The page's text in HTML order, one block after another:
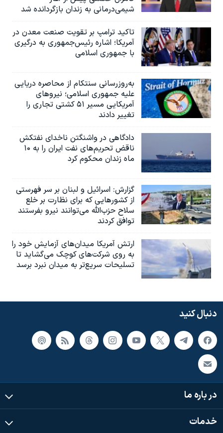
شیمی‌درمانی به زندان بازگردانده شد
تاکید ترامپ بر تقویت صنعت معدن در
آمریکا؛ اشاره رئیس‌جمهوری به درگیری
با جمهوری اسلامی
به‌روزرسانی سنتکام از محاصره دریایی
علیه جمهوری اسلامی؛ نیروهای
آمریکایی مسیر ۵۱ کشتی تجاری را
تغییر دادند
دادگاهی در واشنگتن ناخدای نفتکش
ناقض تحریم‌های نفت ایران را به ۱۰
ماه زندان محکوم کرد
گزارش‌: اسرائيل و لبنان بر سر فهرستی
از کشورهایی که برای نظارت بر خلع
سلاح حزب‌الله می‌توانند نیرو بفرستند
توافق کردند
ارتش آمریکا میدان‌های آزمایش خود را
به روی شرکت‌های کوچک می‌گشاید تا
تسلیحات سریع‌تر به میدان نبرد برسد
دنبال کنید
در باره ما
خدمات